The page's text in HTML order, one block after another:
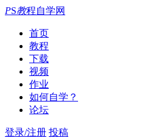
PS教程自学网
首页
教程
下载
视频
作业
如何自学？
论坛
登录/注册 投稿